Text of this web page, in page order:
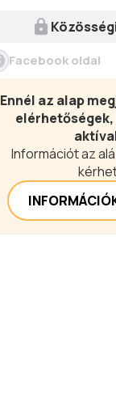
Facebook oldal
Ennél az alap
elérhetőségek,
Információt az